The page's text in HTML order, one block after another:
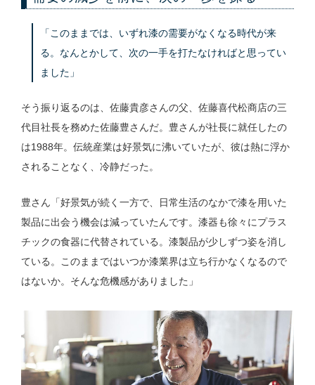
「このままでは、いずれ漆の需要がなくなる時代が来
る。なんとかして、次の一手を打たなければと思ってい
ました」
そう振り返るのは、佐藤貴彦さんの父、佐藤喜代松商店の三
代目社長を務めた佐藤豊さんだ。豊さんが社長に就任したの
は1988年。伝統産業は好景気に沸いていたが、彼は熱に浮か
されることなく、冷静だった。
豊さん「好景気が続く一方で、日常生活のなかで漆を用いた
製品に出会う機会は減っていたんです。漆器も徐々にプラス
チックの食器に代替されている。漆製品が少しずつ姿を消し
ている。このままではいつか漆業界は立ち行かなくなるので
はないか。そんな危機感がありました」